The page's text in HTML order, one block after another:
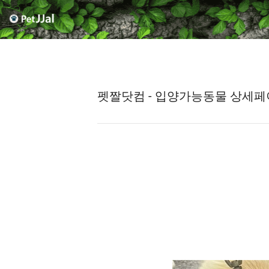
펫짤닷컴 - 입양가능동물 상세